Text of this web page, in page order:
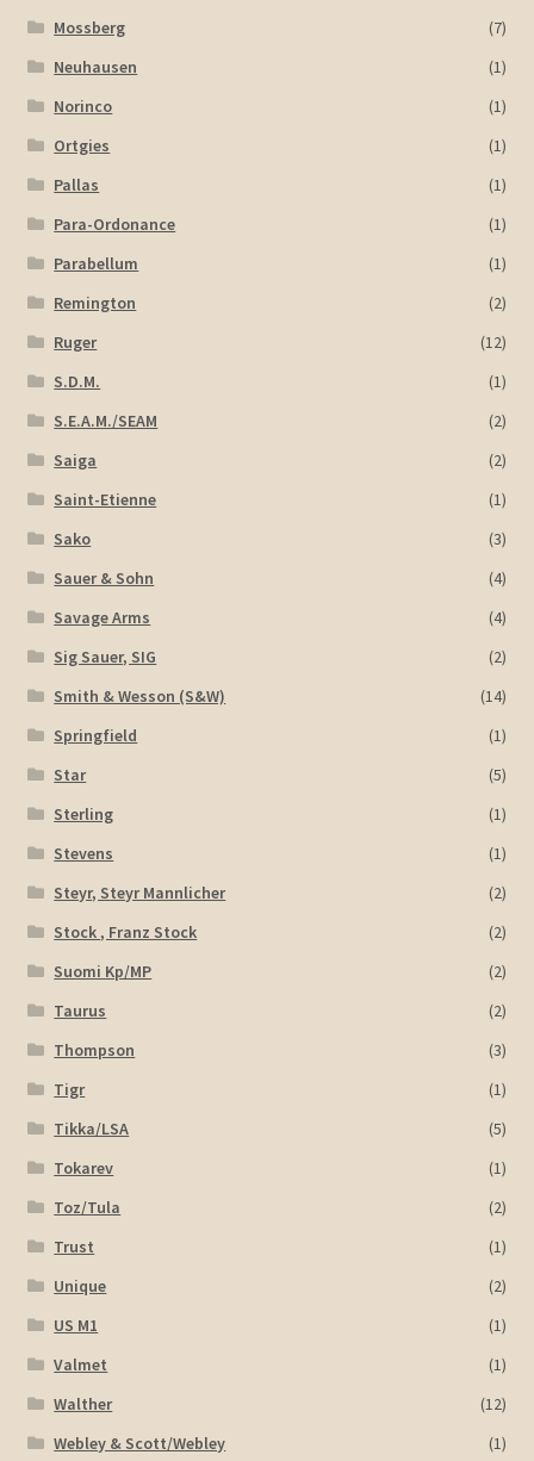
Mossberg
(7)
Neuhausen
(1)
Norinco
(1)
Ortgies
(1)
Pallas
(1)
Para-Ordonance
(1)
Parabellum
(1)
Remington
(2)
Ruger
(12)
S.D.M.
(1)
S.E.A.M./SEAM
(2)
Saiga
(2)
Saint-Etienne
(1)
Sako
(3)
Sauer & Sohn
(4)
Savage Arms
(4)
Sig Sauer, SIG
(2)
Smith & Wesson (S&W)
(14)
Springfield
(1)
Star
(5)
Sterling
(1)
Stevens
(1)
Steyr, Steyr Mannlicher
(2)
Stock , Franz Stock
(2)
Suomi Kp/MP
(2)
Taurus
(2)
Thompson
(3)
Tigr
(1)
Tikka/LSA
(5)
Tokarev
(1)
Toz/Tula
(2)
Trust
(1)
Unique
(2)
US M1
(1)
Valmet
(1)
Walther
(12)
Webley & Scott/Webley
(1)